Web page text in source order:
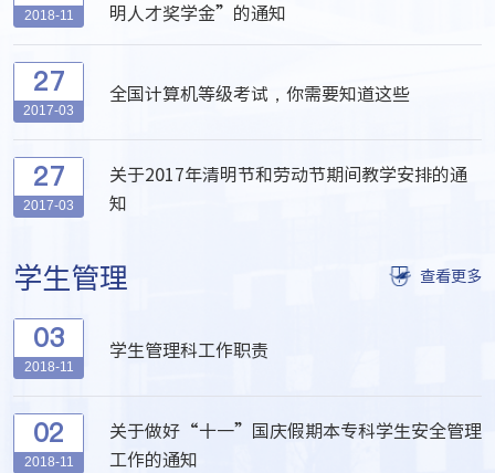
2018-11
明人才奖学金”的通知
27
2017-03
全国计算机等级考试，你需要知道这些
27
2017-03
关于2017年清明节和劳动节期间教学安排的通
知
学生管理 查看更多
03
2018-11
学生管理科工作职责
02
2018-11
关于做好“十一”国庆假期本专科学生安全管理
工作的通知